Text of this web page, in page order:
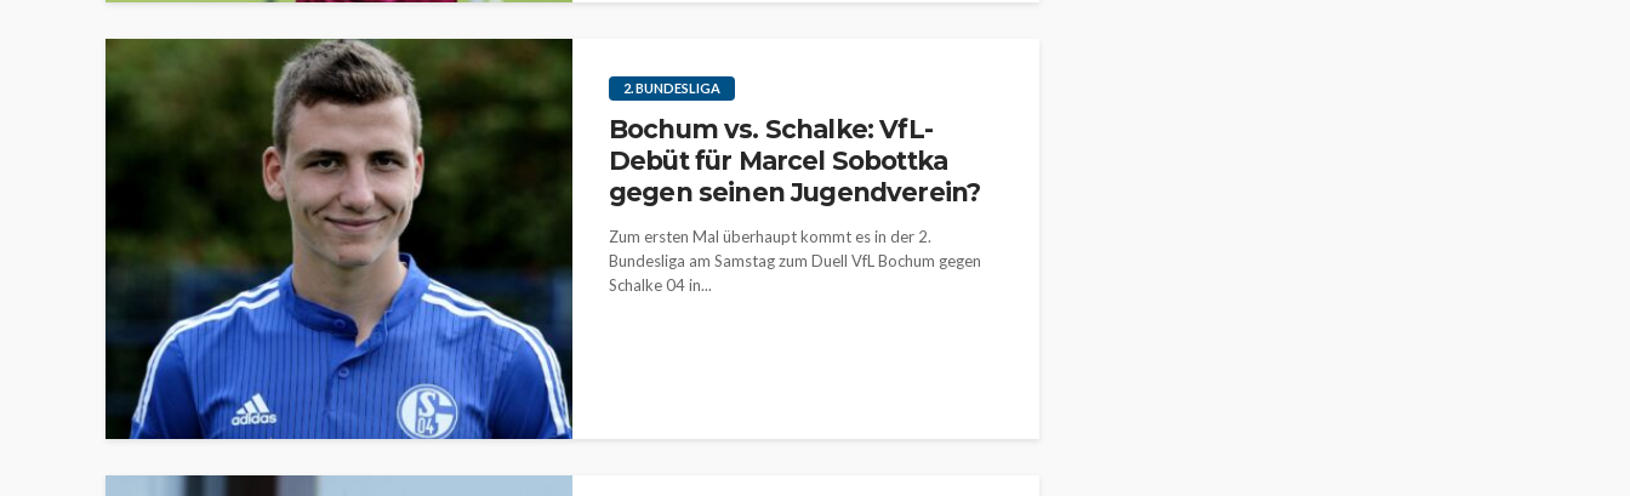
2. BUNDESLIGA
Bochum vs. Schalke: VfL-
Debüt für Marcel Sobottka
gegen seinen Jugendverein?
Zum ersten Mal überhaupt kommt es in der 2.
Bundesliga am Samstag zum Duell VfL Bochum gegen
Schalke 04 in...